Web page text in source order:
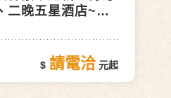
二晚五星酒店~精
請電洽